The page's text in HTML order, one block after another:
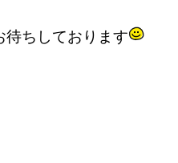
待ちしております